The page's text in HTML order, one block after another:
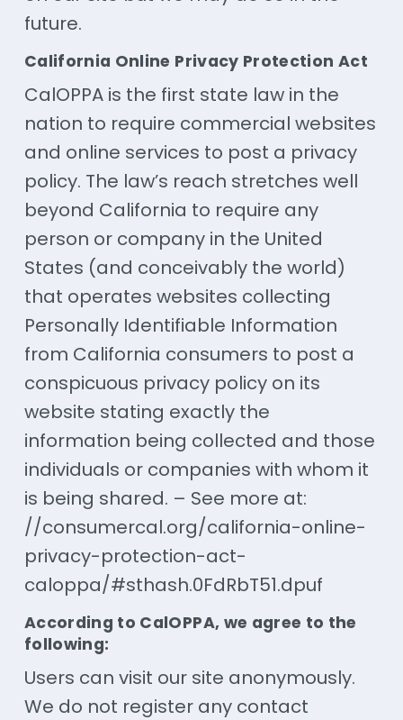
future.
California Online Privacy Protection Act
CalOPPA is the first state law in the
nation to require commercial websites
and online services to post a privacy
policy. The law’s reach stretches well
beyond California to require any
person or company in the United
States (and conceivably the world)
that operates websites collecting
Personally Identifiable Information
from California consumers to post a
conspicuous privacy policy on its
website stating exactly the
information being collected and those
individuals or companies with whom it
is being shared. – See more at:
//consumercal.org/california-online-
privacy-protection-act-
caloppa/#sthash.0FdRbT51.dpuf
According to CalOPPA, we agree to the
following:
Users can visit our site anonymously.
We do not register any contact